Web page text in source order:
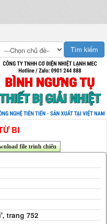
BI
file trình chiếu
trang 752